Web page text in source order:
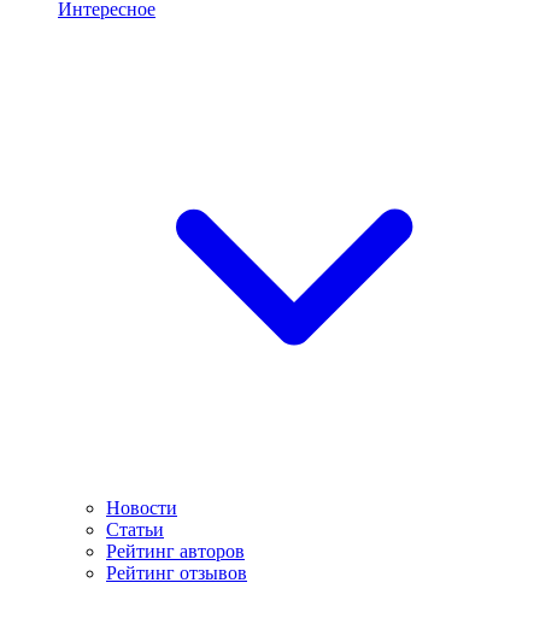
Интересное
Новости
Статьи
Рейтинг авторов
Рейтинг отзывов